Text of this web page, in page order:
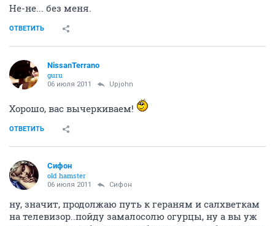
Не-не... без меня.
ОТВЕТИТЬ
NissanTerrano
guru
06 июля 2011 Upjohn
Хорошо, вас вычеркиваем!
ОТВЕТИТЬ
Сифон
old hamster
06 июля 2011 Сифон
ну, значит, продолжаю путь к гераням и салхветкам
на телевизор..пойду замалосолю огурцы, ну а вы уж